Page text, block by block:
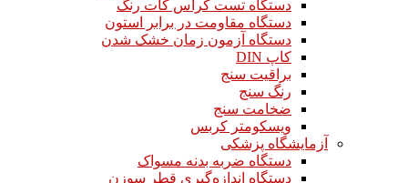
دستگاه تست کراس کات رنگ
دستگاه مقاومت در برابر استون
دستگاه آزمون زمان خشک شدن
کاپ DIN
براقیت سنج
رنگ سنج
ضخامت سنج
ویسکومتر کربس
آزمایشگاه پزشکی
دستگاه ضربه بدنه مسواک
دستگاه اندازه‌گیری قطر سوزن